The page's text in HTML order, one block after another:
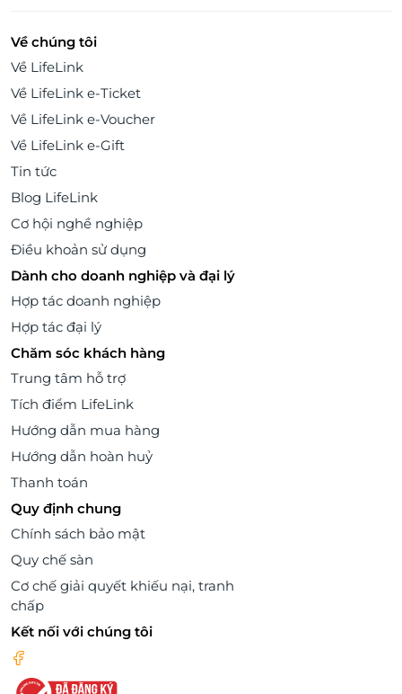
Về chúng tôi
Về LifeLink
Về LifeLink e-Ticket
Về LifeLink e-Voucher
Về LifeLink e-Gift
Tin tức
Blog LifeLink
Cơ hội nghề nghiệp
Điều khoản sử dụng
Dành cho doanh nghiệp và đại lý
Hợp tác doanh nghiệp
Hợp tác đại lý
Chăm sóc khách hàng
Trung tâm hỗ trợ
Tích điểm LifeLink
Hướng dẫn mua hàng
Hướng dẫn hoàn huỷ
Thanh toán
Quy định chung
Chính sách bảo mật
Quy chế sàn
Cơ chế giải quyết khiếu nại, tranh
chấp
Kết nối với chúng tôi